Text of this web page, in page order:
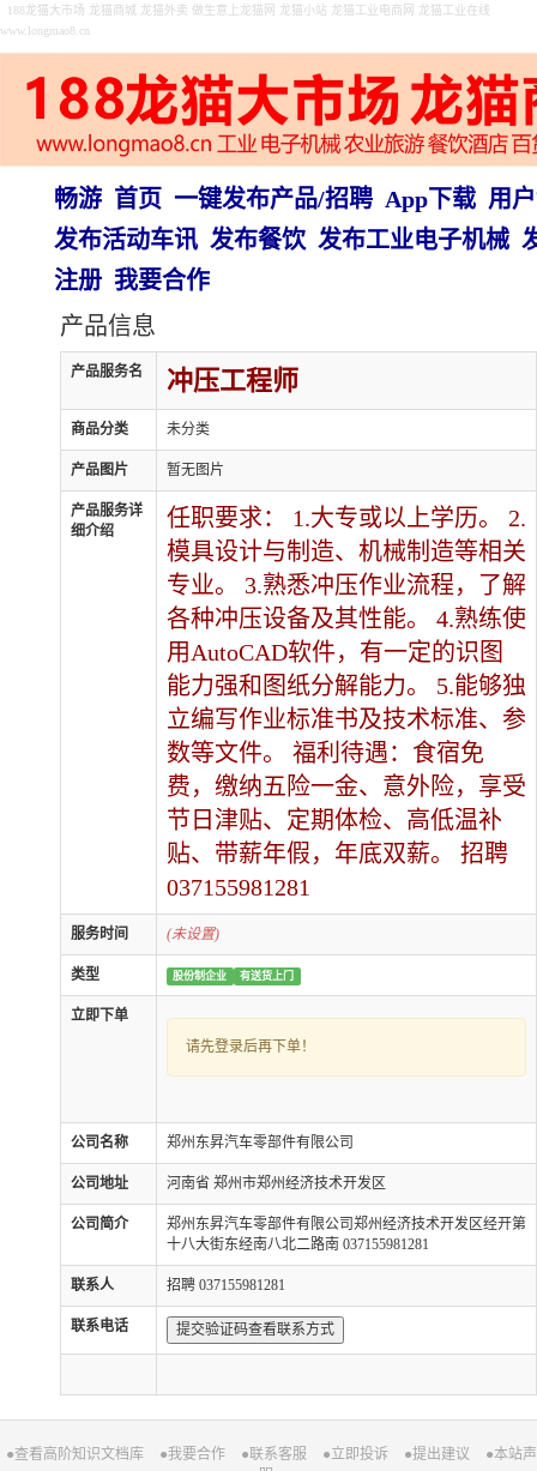
188龙猫大市场 龙猫商城 龙猫外卖 做生意上龙猫网 龙猫小站 龙猫工业电商网 龙猫工业在线
www.longmao8.cn
畅游 首页 一键发布产品/招聘 App下载 用
发布活动车讯 发布餐饮 发布工业电子机械
注册 我要合作
产品信息
产品服务名 冲压工程师
商品分类 未分类
产品图片 暂无图片
产品服务详
细介绍
任职要求： 1.大专或以上学历。 2.
模具设计与制造、机械制造等相关
专业。 3.熟悉冲压作业流程，了解
各种冲压设备及其性能。 4.熟练使
用AutoCAD软件，有一定的识图
能力强和图纸分解能力。 5.能够独
立编写作业标准书及技术标准、参
数等文件。 福利待遇：食宿免
费，缴纳五险一金、意外险，享受
节日津贴、定期体检、高低温补
贴、带薪年假，年底双薪。 招聘
037155981281
服务时间 (未设置)
类型 股份制企业 有送货上门
立即下单
请先登录后再下单！
公司名称 郑州东昇汽车零部件有限公司
公司地址 河南省 郑州市郑州经济技术开发区
公司简介
郑州东昇汽车零部件有限公司郑州经济技术开发区经开第
十八大街东经南八北二路南 037155981281
联系人 招聘 037155981281
联系电话 提交验证码查看联系方式
●查看高阶知识文档库 ●我要合作 ●联系客服 ●立即投诉 ●提出建议
●本站声